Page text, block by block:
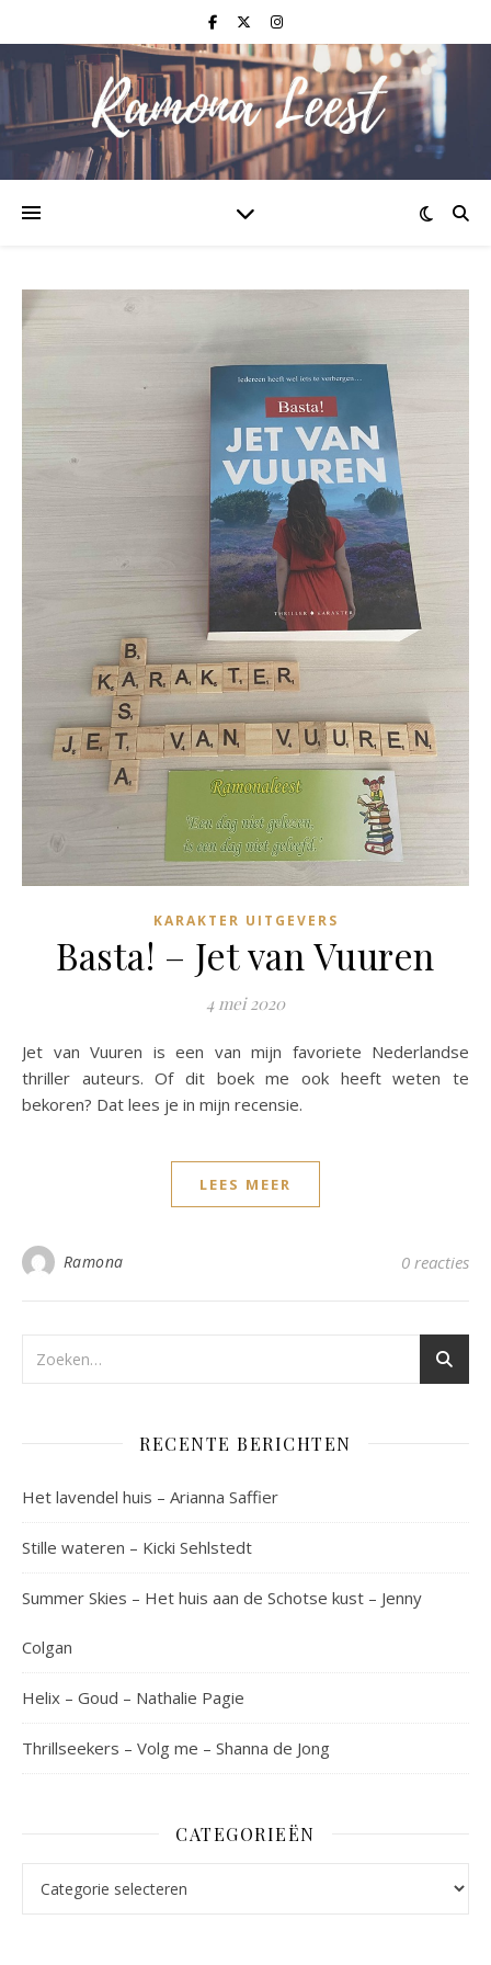
KARAKTER UITGEVERS
Basta! – Jet van Vuuren
4 mei 2020
Jet van Vuuren is een van mijn favoriete Nederlandse
thriller auteurs. Of dit boek me ook heeft weten te
bekoren? Dat lees je in mijn recensie.
LEES MEER
Ramona 0 reacties
RECENTE BERICHTEN
Het lavendel huis – Arianna Saffier
Stille wateren – Kicki Sehlstedt
Summer Skies – Het huis aan de Schotse kust – Jenny
Colgan
Helix – Goud – Nathalie Pagie
Thrillseekers – Volg me – Shanna de Jong
CATEGORIEËN